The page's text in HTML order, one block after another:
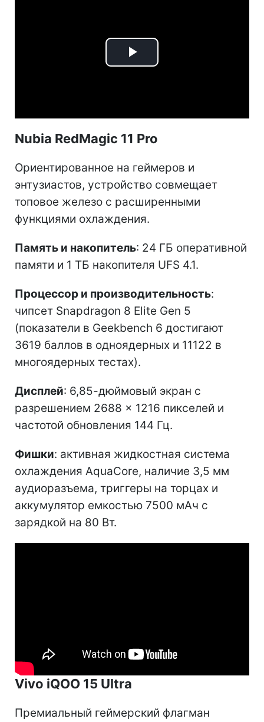
Play
Nubia RedMagic 11 Pro
Ориентированное на геймеров и
энтузиастов, устройство совмещает
топовое железо с расширенными
функциями охлаждения.
Память и накопитель: 24 ГБ оперативной
памяти и 1 ТБ накопителя UFS 4.1.
Процессор и производительность:
чипсет Snapdragon 8 Elite Gen 5
(показатели в Geekbench 6 достигают
3619 баллов в одноядерных и 11122 в
многоядерных тестах).
Дисплей: 6,85-дюймовый экран с
разрешением 2688 × 1216 пикселей и
частотой обновления 144 Гц.
Фишки: активная жидкостная система
охлаждения AquaCore, наличие 3,5 мм
аудиоразъема, триггеры на торцах и
аккумулятор емкостью 7500 мАч с
зарядкой на 80 Вт.
Vivo iQOO 15 Ultra
Премиальный геймерский флагман